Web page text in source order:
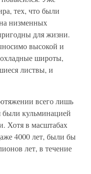
тех, что были
низменных
для жизни.
высокой и
широты,
листвы, и
всего лишь
были кульминацией
Хотя в масштабах
4000 лет, были бы
лет, в течение